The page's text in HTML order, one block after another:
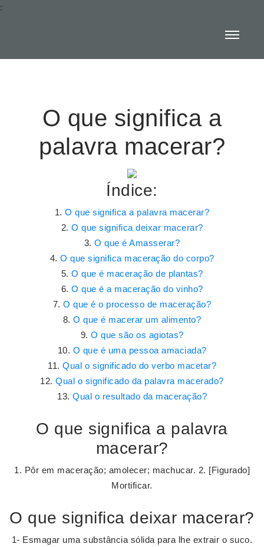
:
O que significa a
palavra macerar?
Índice:
O que significa a palavra macerar?
O que significa deixar macerar?
O que é Amasserar?
O que significa maceração do corpo?
O que é maceração de plantas?
O que é a maceração do vinho?
O que é o processo de maceração?
O que é macerar um alimento?
O que são os agiotas?
O que é uma pessoa amaciada?
Qual o significado do verbo macetar?
Qual o significado da palavra macerado?
Qual o resultado da maceração?
O que significa a palavra
macerar?
1. Pôr em maceração; amolecer; machucar. 2. [Figurado]
Mortificar.
O que significa deixar macerar?
1- Esmagar uma substância sólida para lhe extrair o suco.